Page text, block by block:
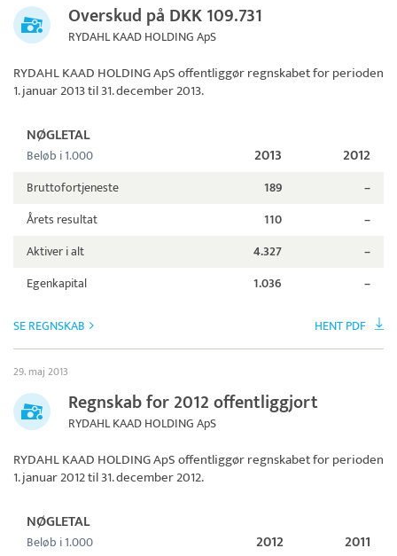
Overskud på DKK 109.731
RYDAHL KAAD HOLDING ApS
RYDAHL KAAD HOLDING ApSoffentliggør regnskabet for perioden
1. januar 2013 til 31. december 2013.
NØGLETAL
Beløb i 1.000 2013 2012
Bruttofortjeneste 189
–
Årets resultat
110
–
Aktiver i alt
4.327
–
Egenkapital
1.036 –
SE REGNSKAB HENT PDF
29. maj 2013
Regnskab for 2012 offentliggjort
RYDAHL KAAD HOLDING ApS
RYDAHL KAAD HOLDING ApSoffentliggør regnskabet for perioden
1. januar 2012 til 31. december 2012.
NØGLETAL
Beløb i 1.000 2012 2011